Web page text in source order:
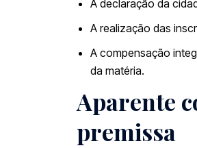
A declaração da
A realização das
A compensação
da matéria.
Aparente
premissa